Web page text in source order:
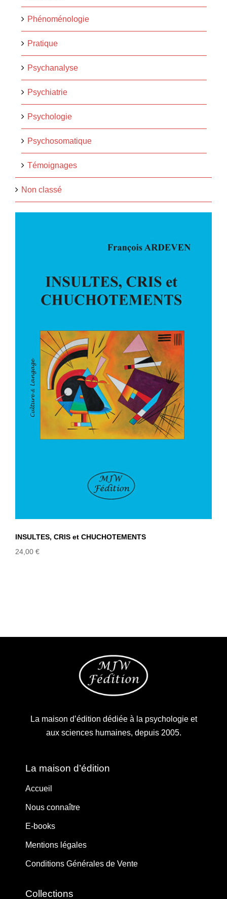
Phénoménologie
Pratique
Psychanalyse
Psychiatrie
Psychologie
Psychosomatique
Témoignages
Non classé
INSULTES, CRIS et
CHUCHOTEMENTS
INSULTES, CRIS et CHUCHOTEMENTS
24,00 €
La maison d’édition dédiée à la psychologie et
aux sciences humaines, depuis 2005.
La maison d’édition
Accueil
Nous connaître
E-books
Mentions légales
Conditions Générales de Vente
Collections